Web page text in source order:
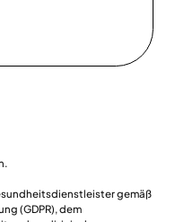
gemäß
(GDPR), dem